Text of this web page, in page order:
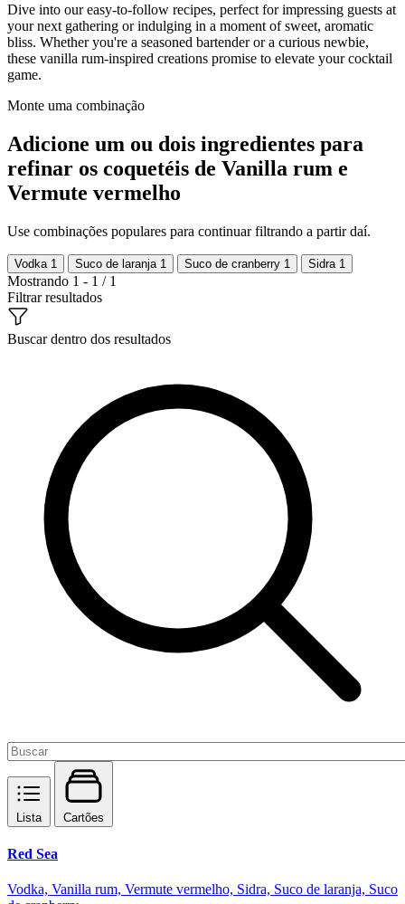
Dive into our easy-to-follow recipes, perfect for impressing guests at
your next gathering or indulging in a moment of sweet, aromatic
bliss. Whether you're a seasoned bartender or a curious newbie,
these vanilla rum-inspired creations promise to elevate your cocktail
game.
Monte uma combinação
Adicione um ou dois ingredientes para
refinar os coquetéis de Vanilla rum e
Vermute vermelho
Use combinações populares para continuar filtrando a partir daí.
Vodka 1 Suco de laranja 1 Suco de cranberry 1 Sidra 1
Mostrando 1 - 1 / 1
Filtrar resultados
Buscar dentro dos resultados
Lista Cartões
Red Sea
Vodka, Vanilla rum, Vermute vermelho, Sidra, Suco de laranja, Suco